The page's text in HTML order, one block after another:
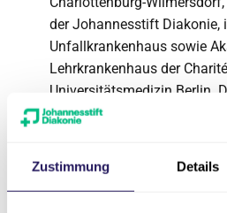
Zustimmung Details
der Johannesstift Diakonie,
Unfallkrankenhaus sowie
Lehrkrankenhaus der
Universitätsmedizin Berlin.
gegründete Haus verfügt
seinen zertifizierten Zentren
Patient*innen stationär und